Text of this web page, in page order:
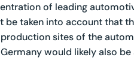
of leading
be taken into account that
sites of the
would likely also